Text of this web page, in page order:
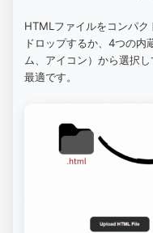
HTMLファイルをコンパク
ドロップするか、4つの内
ム、アイコン）から選択
最適です。